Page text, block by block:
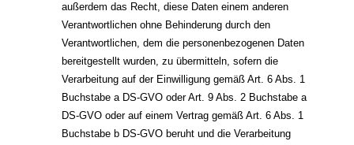
außerdem das Recht, diese Daten einem anderen
Verantwortlichen ohne Behinderung durch den
Verantwortlichen, dem die personenbezogenen Daten
bereitgestellt wurden, zu übermitteln, sofern die
Verarbeitung auf der Einwilligung gemäß Art. 6 Abs. 1
Buchstabe a DS-GVO oder Art. 9 Abs. 2 Buchstabe a
DS-GVO oder auf einem Vertrag gemäß Art. 6 Abs. 1
Buchstabe b DS-GVO beruht und die Verarbeitung